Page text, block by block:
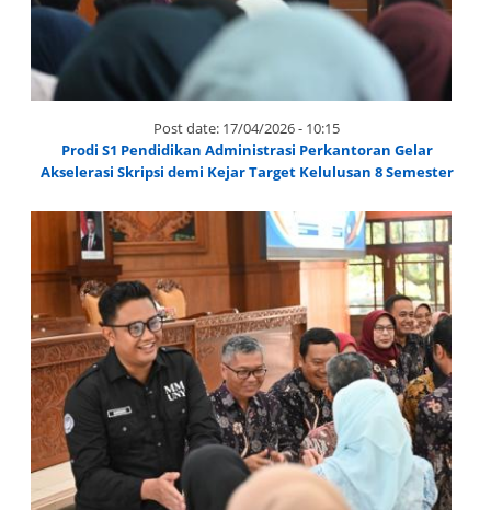
Post date: 17/04/2026 - 10:15
Prodi S1 Pendidikan Administrasi Perkantoran Gelar
Akselerasi Skripsi demi Kejar Target Kelulusan 8 Semester